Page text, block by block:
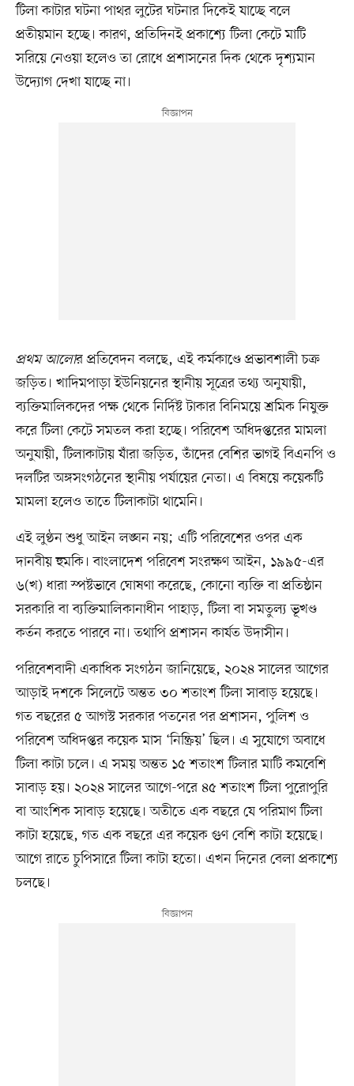
টিলা কাটার ঘটনা পাথর লুটের ঘটনার দিকেই যাচ্ছে বলে
প্রতীয়মান হচ্ছে। কারণ, প্রতিদিনই প্রকাশ্যে টিলা কেটে মাটি
সরিয়ে নেওয়া হলেও তা রোধে প্রশাসনের দিক থেকে দৃশ্যমান
উদ্যোগ দেখা যাচ্ছে না।
প্রথম আলোর প্রতিবেদন বলছে, এই কর্মকাণ্ডে প্রভাবশালী চক্র
জড়িত। খাদিমপাড়া ইউনিয়নের স্থানীয় সূত্রের তথ্য অনুযায়ী,
ব্যক্তিমালিকদের পক্ষ থেকে নির্দিষ্ট টাকার বিনিময়ে শ্রমিক নিযুক্ত
করে টিলা কেটে সমতল করা হচ্ছে। পরিবেশ অধিদপ্তরের মামলা
অনুযায়ী, টিলাকাটায় যাঁরা জড়িত, তাঁদের বেশির ভাগই বিএনপি ও
দলটির অঙ্গসংগঠনের স্থানীয় পর্যায়ের নেতা। এ বিষয়ে কয়েকটি
মামলা হলেও তাতে টিলাকাটা থামেনি।
এই লুণ্ঠন শুধু আইন লঙ্ঘন নয়; এটি পরিবেশের ওপর এক
দানবীয় হুমকি। বাংলাদেশ পরিবেশ সংরক্ষণ আইন, ১৯৯৫-এর
৬(খ) ধারা স্পষ্টভাবে ঘোষণা করেছে, কোনো ব্যক্তি বা প্রতিষ্ঠান
সরকারি বা ব্যক্তিমালিকানাধীন পাহাড়, টিলা বা সমতুল্য ভূখণ্ড
কর্তন করতে পারবে না। তথাপি প্রশাসন কার্যত উদাসীন।
পরিবেশবাদী একাধিক সংগঠন জানিয়েছে, ২০২৪ সালের আগের
আড়াই দশকে সিলেটে অন্তত ৩০ শতাংশ টিলা সাবাড় হয়েছে।
গত বছরের ৫ আগস্ট সরকার পতনের পর প্রশাসন, পুলিশ ও
পরিবেশ অধিদপ্তর কয়েক মাস ‘নিষ্ক্রিয়’ ছিল। এ সুযোগে অবাধে
টিলা কাটা চলে। এ সময় অন্তত ১৫ শতাংশ টিলার মাটি কমবেশি
সাবাড় হয়। ২০২৪ সালের আগে-পরে ৪৫ শতাংশ টিলা পুরোপুরি
বা আংশিক সাবাড় হয়েছে। অতীতে এক বছরে যে পরিমাণ টিলা
কাটা হয়েছে, গত এক বছরে এর কয়েক গুণ বেশি কাটা হয়েছে।
আগে রাতে চুপিসারে টিলা কাটা হতো। এখন দিনের বেলা প্রকাশ্যে
চলছে।